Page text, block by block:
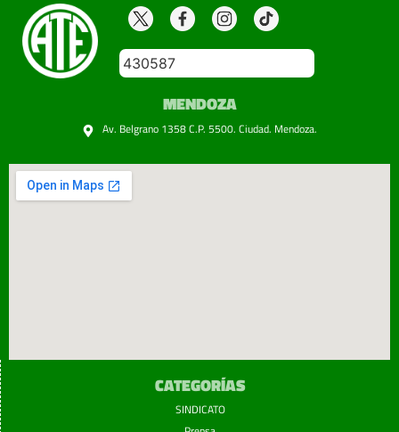
430587
MENDOZA
Av. Belgrano 1358 C.P. 5500. Ciudad. Mendoza.
CATEGORÍAS
SINDICATO